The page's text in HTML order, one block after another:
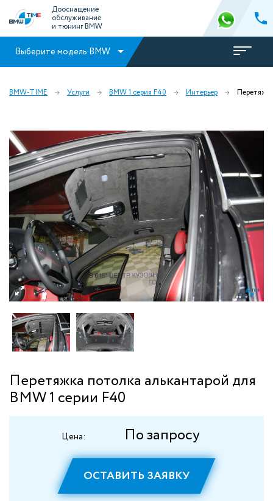
Дооснащение
обслуживание
и тюнинг BMW
Выберите модель BMW
BMW-TIME Услуги BMW 1 серия F40 Интерьер
Перетяжка потолка алькантарой для
BMW 1 серии F40
Цена: По запросу
ОСТАВИТЬ ЗАЯВКУ